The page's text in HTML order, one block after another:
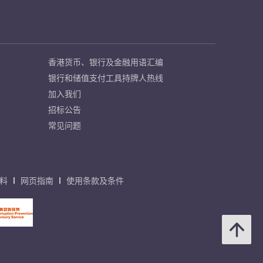
香港货币、银行及金融用语汇编
银行和储值支付工具持牌人热线
加入我们
招标公告
常见问题
网页指南 使用条款及条件